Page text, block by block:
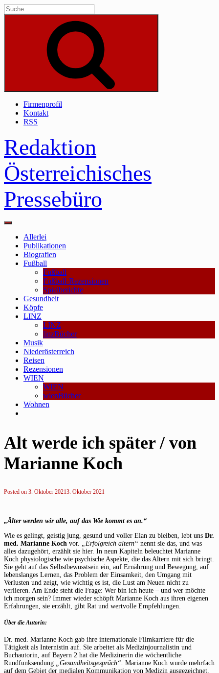
Skip
to
Suche
Firmenprofil
Kontakt
RSS
Redaktion
Österreichisches
Pressebüro
Main
Allerlei
Publikationen
Biografien
Fußball
Fußball
Fußball-Rezensionen
Spielberichte
Gesundheit
Köpfe
LINZ
LINZ
linzBücher
Musik
Niederösterreich
Reisen
Rezensionen
WIEN
WIEN
wienBücher
Wohnen
Alt werde ich später / von
Marianne Koch
Posted on 3. Oktober 20213. Oktober 2021
„Älter werden wir alle, auf das Wie kommt es an.“
Wie es gelingt, geistig jung, gesund und voller Elan zu bleiben, lebt uns Dr.
med. Marianne Koch vor. „Erfolgreich altern“ nennt sie das, und was
alles dazugehört, erzählt sie hier. In neun Kapiteln beleuchtet Marianne
Koch physiologische wie psychische Aspekte, die das Altern mit sich bringt.
Sie geht auf das Selbstbewusstsein ein, auf Ernährung und Bewegung, auf
lebenslanges Lernen, das Problem der Einsamkeit, den Umgang mit
Verlusten und zeigt, wie wichtig es ist, die Lust am Neuen nicht zu
verlieren. Am Ende steht die Frage: Wer bin ich heute – und wer möchte
ich morgen sein? Immer wieder schöpft Marianne Koch aus ihren eigenen
Erfahrungen, sie erzählt, gibt Rat und wertvolle Empfehlungen.
Über die Autorin:
Dr. med. Marianne Koch gab ihre internationale Filmkarriere für die
Tätigkeit als Internistin auf. Sie arbeitet als Medizinjournalistin und
Buchautorin, auf Bayern 2 hat die Medizinerin die wöchentliche
Rundfunksendung
„Gesundheitsgespräch“. Marianne Koch wurde mehrfach
auf dem Gebiet der medialen Kommunikation von Medizin ausgezeichnet,